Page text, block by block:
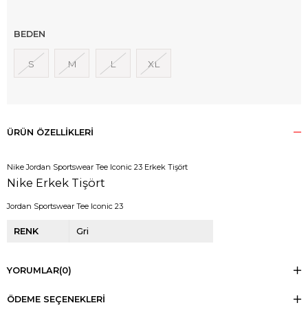
BEDEN
S M L XL
ÜRÜN ÖZELLIKLERI
Nike Jordan Sportswear Tee Iconic 23 Erkek Tişört
Nike Erkek Tişört
Jordan Sportswear Tee Iconic 23
RENK Gri
YORUMLAR(0)
ÖDEME SEÇENEKLERI